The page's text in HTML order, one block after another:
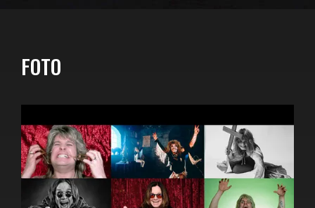
FOTO